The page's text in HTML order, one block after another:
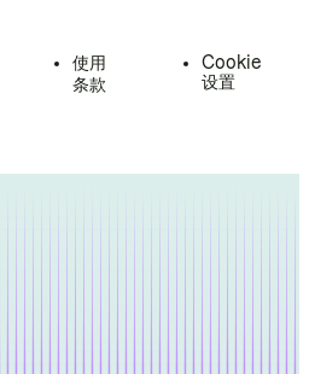
使用
条款
Cookie
设置